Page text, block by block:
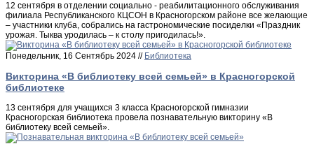
12 сентября в отделении социально - реабилитационного обслуживания
филиала Республиканского КЦСОН в Красногорском районе все желающие
– участники клуба, собрались на гастрономические посиделки «Праздник
урожая. Тыква уродилась – к столу пригодилась!».
Понедельник, 16 Сентябрь 2024 // Библиотека
Викторина «В библиотеку всей семьей» в Красногорской
библиотеке
13 сентября для учащихся 3 класса Красногорской гимназии
Красногорская библиотека провела познавательную викторину «В
библиотеку всей семьей».